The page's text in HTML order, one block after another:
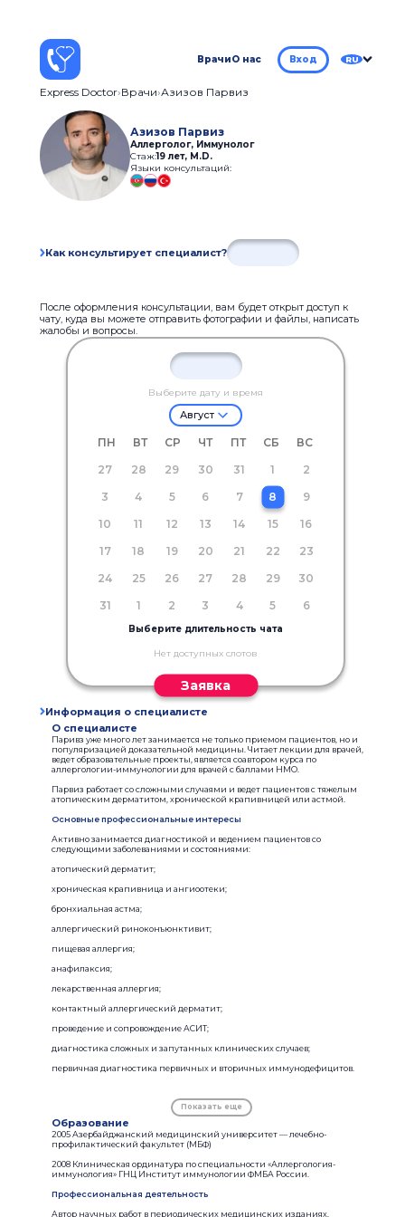
ВрачиО нас Вход RU
Express Doctor Врачи Азизов Парвиз
Азизов Парвиз
Аллерголог, Иммунолог
Стаж:19 лет, M.D.
Языки консультаций:
Как консультирует специалист?
После оформления консультации, вам будет открыт доступ к
чату, куда вы можете отправить фотографии и файлы, написать
жалобы и вопросы.
Выберите дату и время
Август
ПН ВТ СР ЧТ ПТ СБ
ВС
27
28 29 30 31 1
2
3
4 5 6 7 8
9
10
11 12 13 14 15
16
17
18 19 20 21 22
23
24
25 26 27 28 29
30
31
1 2 3 4 5 6
Выберите длительность чата
Нет доступных слотов
Заявка
Информация о специалисте
О специалисте
Паривз уже много лет занимается не только приемом пациентов, но и
популяризацией доказательной медицины. Читает лекции для врачей,
ведет образовательные проекты, является соавтором курса по
аллергологии-иммунологии для врачей с баллами НМО.
Парвиз работает со сложными случаями и ведет пациентов с тяжелым
атопическим дерматитом, хронической крапивницей или астмой.
Основные профессиональные интересы
Активно занимается диагностикой и ведением пациентов со
следующими заболеваниями и состояниями:
атопический дерматит;
хроническая крапивница и ангиоотеки;
бронхиальная астма;
аллергический риноконъюнктивит;
пищевая аллергия;
анафилаксия;
лекарственная аллергия;
контактный аллергический дерматит;
проведение и сопровождение АСИТ;
диагностика сложных и запутанных клинических случаев;
первичная диагностика первичных и вторичных иммунодефицитов.
Показать еще
Образование
2005 Азербайджанский медицинский университет — лечебно-
профилактический факультет (МБФ)
2008 Клиническая ординатура по специальности «Аллергология-
иммунология» ГНЦ Институт иммунологии ФМБА России.
Профессиональная деятельность
Автор научных работ в периодических медицинских изданиях.